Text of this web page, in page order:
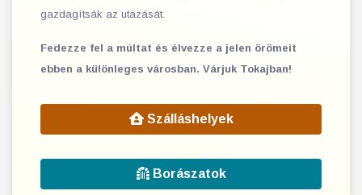
gazdagítsák az utazását.
Fedezze fel a múltat és élvezze a jelen örömeit
ebben a különleges városban. Várjuk Tokajban!
Szálláshelyek
Borászatok